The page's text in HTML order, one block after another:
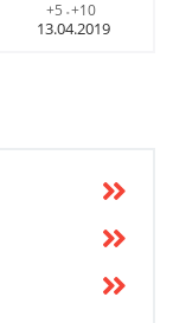
+5 - +10
13.04.2019